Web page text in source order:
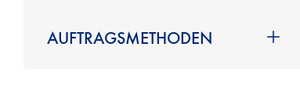
Furnierkanten
AUFTRAGSMETHODEN